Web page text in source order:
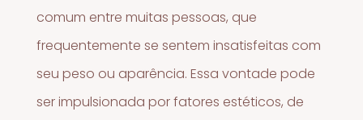
comum entre muitas pessoas, que
frequentemente se sentem insatisfeitas com
seu peso ou aparência. Essa vontade pode
ser impulsionada por fatores estéticos, de